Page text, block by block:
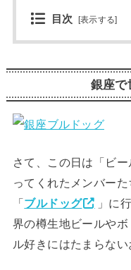
目次 [表示する]
銀座で
さて、この日は「ビ
ってくれたメンバー
「 ブルドッグ
」に
界の樽生地ビールや
ル好きにはたまらない